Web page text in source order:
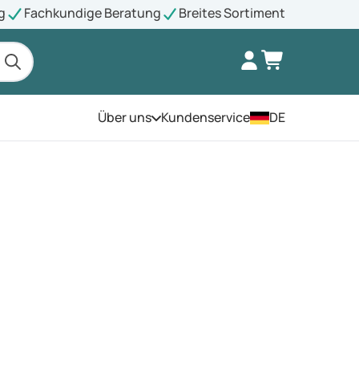
Fachkundige Beratung Breites Sortiment
Über unsÖffnen Sie das Menü
Kundenservice DE